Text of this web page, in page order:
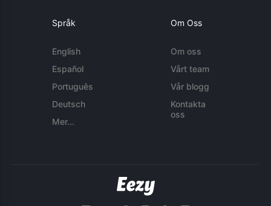
Språk
English
Español
Português
Deutsch
Mer...
Om Oss
Om oss
Vårt team
Vår blogg
Kontakta
oss